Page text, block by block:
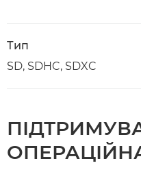
Тип
SD, SDHC, SDXC